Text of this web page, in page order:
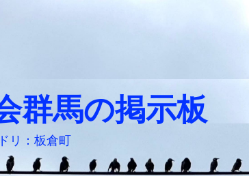
群馬の掲示板
リ：板倉町